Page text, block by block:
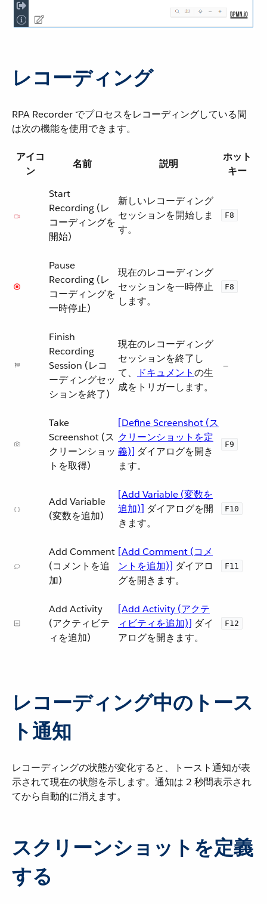
レコーディング
RPA Recorder でプロセスをレコーディングしている間
は次の機能を使用できます。
アイコ
ン
名前 説明
ホット
キー
Start
Recording (レ
コーディングを
開始)
新しいレコーディング
セッションを開始しま
す。
F8
Pause
Recording (レ
コーディングを
一時停止)
現在のレコーディング
セッションを一時停止
します。
F8
Finish
Recording
Session (レコ
ーディングセッ
ションを終了)
現在のレコーディング
セッションを終了し
て、​
ドキュメント​の生
成をトリガーします。
—
Take
Screenshot (ス
クリーンショッ
トを取得)
[Define Screenshot (ス
クリーンショットを定
義)] ​ ダイアログを開き
ます。
F9
Add Variable
(変数を追加)
[Add Variable (変数を
追加)] ​ ダイアログを開
きます。
F10
Add Comment
(コメントを追
加)
[Add Comment (コメ
ントを追加)] ​ ダイアロ
グを開きます。
F11
Add Activity
(アクティビテ
ィを追加)
[Add Activity (アクテ
ィビティを追加)] ​ ダイ
アログを開きます。
F12
レコーディング中のトース
ト通知
レコーディングの状態が変化すると、トースト通知が表
示されて現在の状態を示します。通知は 2 秒間表示され
てから自動的に消えます。
スクリーンショットを定義
する